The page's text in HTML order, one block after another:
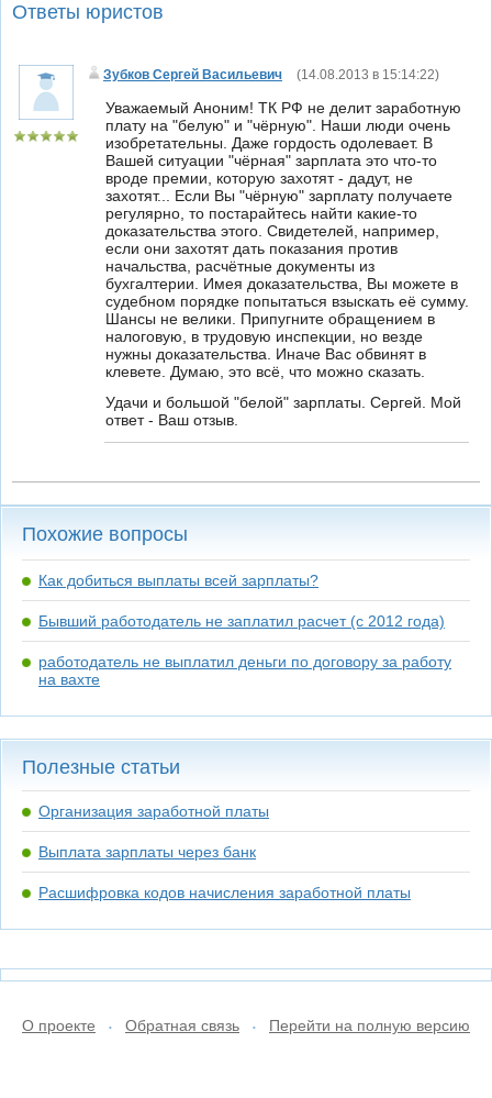
Ответы юристов
Зубков Сергей Васильевич (14.08.2013 в 15:14:22)
Уважаемый Аноним! ТК РФ не делит заработную
плату на "белую" и "чёрную". Наши люди очень
изобретательны. Даже гордость одолевает. В
Вашей ситуации "чёрная" зарплата это что-то
вроде премии, которую захотят - дадут, не
захотят... Если Вы "чёрную" зарплату получаете
регулярно, то постарайтесь найти какие-то
доказательства этого. Свидетелей, например,
если они захотят дать показания против
начальства, расчётные документы из
бухгалтерии. Имея доказательства, Вы можете в
судебном порядке попытаться взыскать её сумму.
Шансы не велики. Припугните обращением в
налоговую, в трудовую инспекции, но везде
нужны доказательства. Иначе Вас обвинят в
клевете. Думаю, это всё, что можно сказать.
Удачи и большой "белой" зарплаты. Сергей. Мой
ответ - Ваш отзыв.
Похожие вопросы
Как добиться выплаты всей зарплаты?
Бывший работодатель не заплатил расчет (с 2012 года)
работодатель не выплатил деньги по договору за работу
на вахте
Полезные статьи
Организация заработной платы
Выплата зарплаты через банк
Расшифровка кодов начисления заработной платы
О проекте • Обратная связь • Перейти на полную версию